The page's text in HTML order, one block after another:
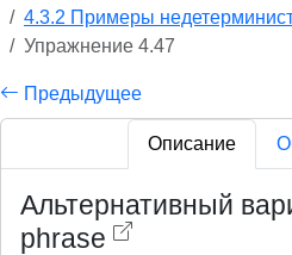
4.3.2 Примеры
Упражнение 4.47
Предыдущее
Описание
Альтернативный
phrase